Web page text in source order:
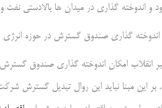
و اندوخته گذاری در میدان ها بالادستی نفت
گذاری صندوق گسترش در حوزه انرژی
امکان اندوخته گذاری صندوق گسترش
شده است. بر این مبنا نباید این روال